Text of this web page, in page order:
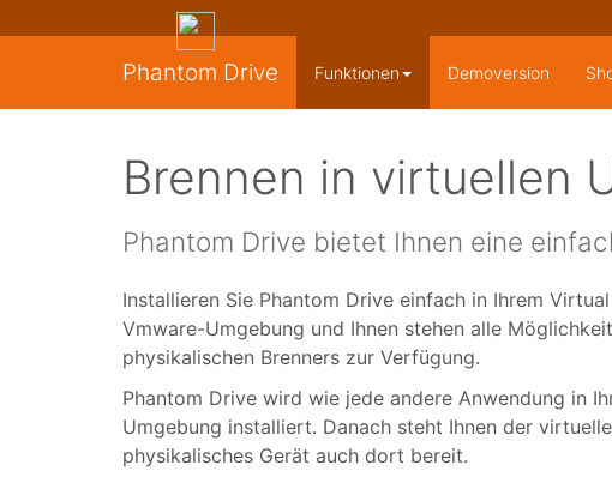
Phantom Drive Funktionen Demoversion
Brennen in virtuellen
Phantom Drive bietet Ihnen eine
Installieren Sie Phantom Drive einfach in Ihrem
Vmware-Umgebung und Ihnen stehen alle
physikalischen Brenners zur Verfügung.
Phantom Drive wird wie jede andere Anwendung in
Umgebung installiert. Danach steht Ihnen der
physikalisches Gerät auch dort bereit.